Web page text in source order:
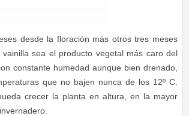
desde la floración más otros tres meses
sea el producto vegetal más caro del
constante humedad aunque bien drenado,
que no bajen nunca de los 12º C.
crecer la planta en altura, en la mayor